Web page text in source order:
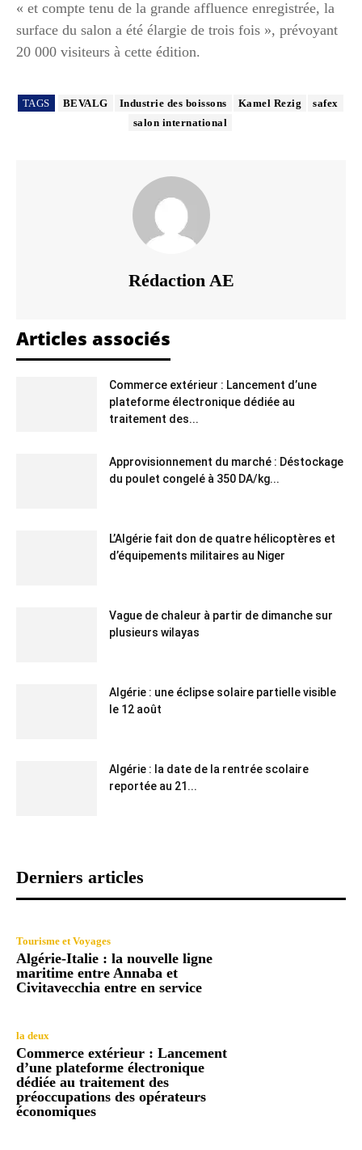
« et compte tenu de la grande affluence enregistrée, la
surface du salon a été élargie de trois fois », prévoyant
20 000 visiteurs à cette édition.
TAGS BEVALG Industrie des boissons Kamel Rezig
safex
salon international
Rédaction AE
Articles associés
Commerce extérieur : Lancement d’une
plateforme électronique dédiée au
traitement des...
Approvisionnement du marché : Déstockage
du poulet congelé à 350 DA/kg...
L’Algérie fait don de quatre hélicoptères et
d’équipements militaires au Niger
Vague de chaleur à partir de dimanche sur
plusieurs wilayas
Algérie : une éclipse solaire partielle visible
le 12 août
Algérie : la date de la rentrée scolaire
reportée au 21...
Derniers articles
Tourisme et Voyages
Algérie-Italie : la nouvelle ligne
maritime entre Annaba et
Civitavecchia entre en service
la deux
Commerce extérieur : Lancement
d’une plateforme électronique
dédiée au traitement des
préoccupations des opérateurs
économiques